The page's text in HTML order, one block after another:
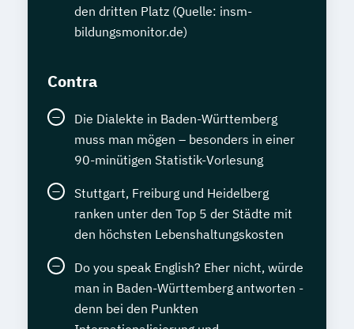
den dritten Platz (Quelle: insm-
bildungsmonitor.de)
Contra
Die Dialekte in Baden-Württemberg
muss man mögen – besonders in einer
90-minütigen Statistik-Vorlesung
Stuttgart, Freiburg und Heidelberg
ranken unter den Top 5 der Städte mit
den höchsten Lebenshaltungskosten
Do you speak English? Eher nicht, würde
man in Baden-Württemberg antworten -
denn bei den Punkten